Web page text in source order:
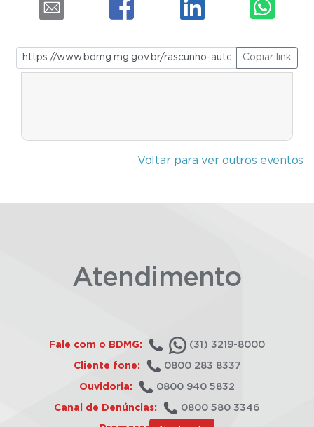
Copiar link
Voltar para ver outros eventos
Atendimento
Fale com o BDMG: (31) 3219-8000
Cliente fone: 0800 283 8337
Ouvidoria: 0800 940 5832
Canal de Denúncias: 0800 580 3346